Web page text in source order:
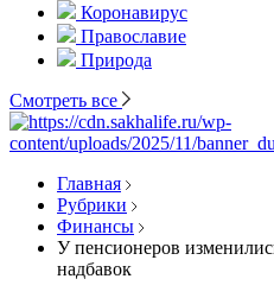
Коронавирус
Православие
Природа
Смотреть все
Главная
Рубрики
Финансы
У пенсионеров
надбавок